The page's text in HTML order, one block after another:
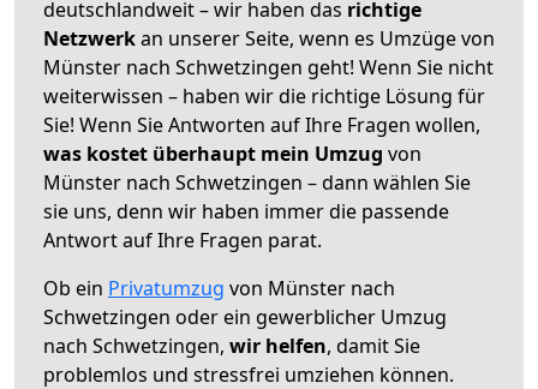
deutschlandweit – wir haben das richtige
Netzwerkan unserer Seite, wenn es Umzüge von
Münster nach Schwetzingen geht! Wenn Sie nicht
weiterwissen – haben wir die richtige Lösung für
Sie! Wenn Sie Antworten auf Ihre Fragen wollen,
was kostet überhaupt mein Umzug von
Münster nach Schwetzingen – dann wählen Sie
sie uns, denn wir haben immer die passende
Antwort auf Ihre Fragen parat.
Ob ein Privatumzug von Münster nach
Schwetzingen oder ein gewerblicher Umzug
nach Schwetzingen, wir helfen, damit Sie
problemlos und stressfrei umziehen können.